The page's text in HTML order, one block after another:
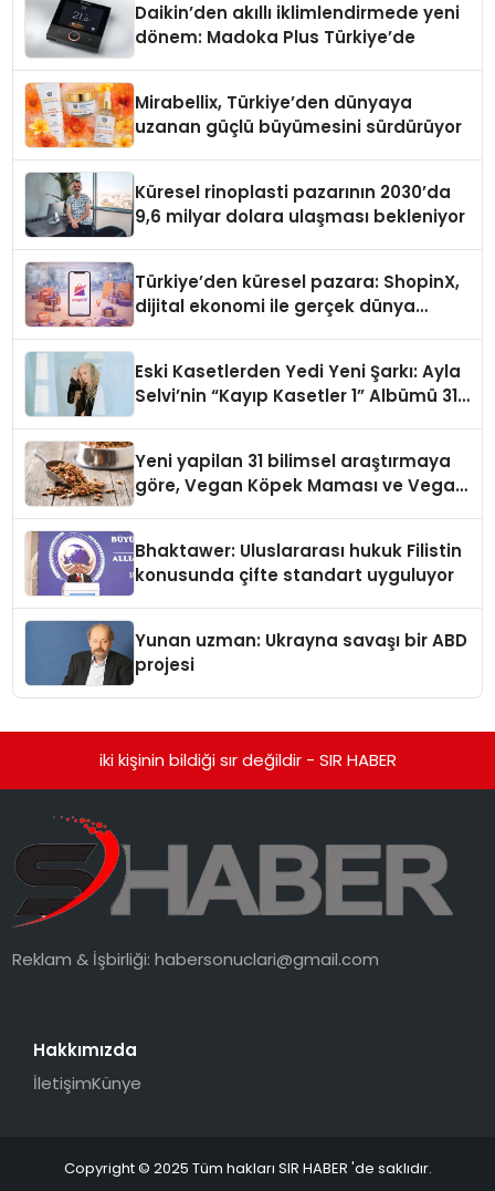
Daikin’den akıllı iklimlendirmede yeni
dönem: Madoka Plus Türkiye’de
Mirabellix, Türkiye’den dünyaya
uzanan güçlü büyümesini sürdürüyor
Küresel rinoplasti pazarının 2030’da
9,6 milyar dolara ulaşması bekleniyor
Türkiye’den küresel pazara: ShopinX,
dijital ekonomi ile gerçek dünya
Eski Kasetlerden Yedi Yeni Şarkı: Ayla
Selvi’nin “Kayıp Kasetler 1” Albümü 31
Yeni yapilan 31 bilimsel araştırmaya
göre, Vegan Köpek Maması ve Vegan
Bhaktawer: Uluslararası hukuk Filistin
konusunda çifte standart uyguluyor
Yunan uzman: Ukrayna savaşı bir ABD
projesi
iki kişinin bildiği sır değildir - SIR HABER
Reklam & İşbirliği:habersonuclari@gmail.com
Hakkımızda
İletişimKünye
Copyright © 2025 Tüm hakları SIR HABER 'de saklıdır.